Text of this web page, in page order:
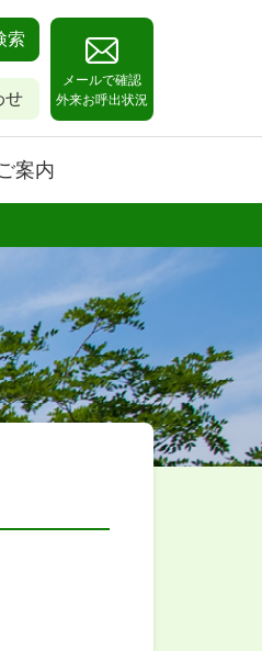
索
せ
メールで確認
外来お呼出状況
案内